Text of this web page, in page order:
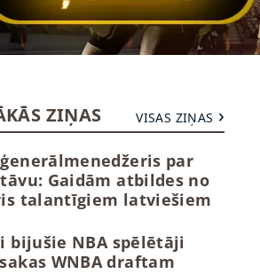
ZIŅAS VISAS ZIŅAS
par
Gaidām atbildes no
talantīgiem latviešiem
bijušie NBA spēlētāji
WNBA draftam